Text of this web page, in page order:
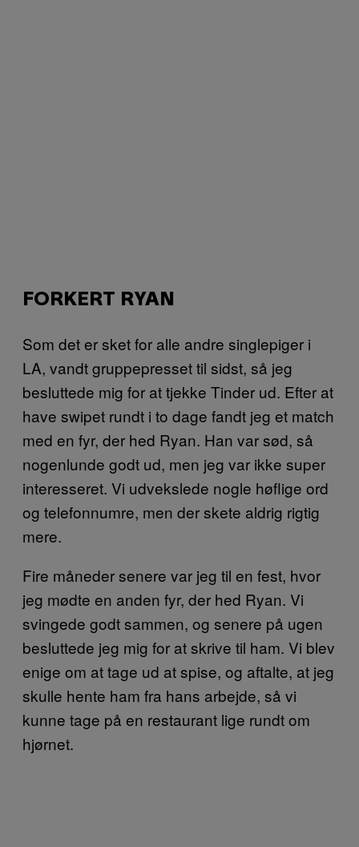
FORKERT RYAN
Som det er sket for alle andre singlepiger i
LA, vandt gruppepresset til sidst, så jeg
besluttede mig for at tjekke Tinder ud. Efter at
have swipet rundt i to dage fandt jeg et match
med en fyr, der hed Ryan. Han var sød, så
nogenlunde godt ud, men jeg var ikke super
interesseret. Vi udvekslede nogle høflige ord
og telefonnumre, men der skete aldrig rigtig
mere.
Fire måneder senere var jeg til en fest, hvor
jeg mødte en anden fyr, der hed Ryan. Vi
svingede godt sammen, og senere på ugen
besluttede jeg mig for at skrive til ham. Vi blev
enige om at tage ud at spise, og aftalte, at jeg
skulle hente ham fra hans arbejde, så vi
kunne tage på en restaurant lige rundt om
hjørnet.